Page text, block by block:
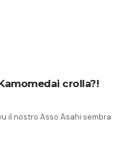
crolla?!
il nostro Asso Asahi sembra